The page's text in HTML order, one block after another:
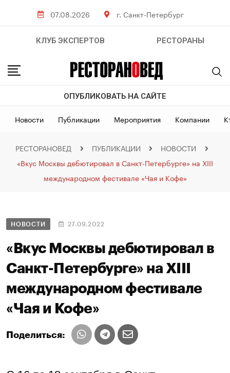
07.08.2026 г. Санкт-Петербург
КЛУБ ЭКСПЕРТОВ РЕСТОРАНЫ
ОПУБЛИКОВАТЬ НА САЙТЕ
Новости Публикации Мероприятия Компании
РЕСТОРАНОВЕД ПУБЛИКАЦИИ
НОВОСТИ
«Вкус Москвы дебютировал в Санкт-Петербурге» на XIII
международном фестивале «Чая и Кофе»
НОВОСТИ 27.09.2022
«Вкус Москвы дебютировал в
Санкт-Петербурге» на XIII
международном фестивале
«Чая и Кофе»
Поделиться: